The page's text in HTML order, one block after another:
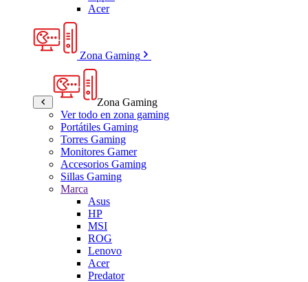
Acer
Zona Gaming
Zona Gaming
Ver todo en zona gaming
Portátiles Gaming
Torres Gaming
Monitores Gamer
Accesorios Gaming
Sillas Gaming
Marca
Asus
HP
MSI
ROG
Lenovo
Acer
Predator